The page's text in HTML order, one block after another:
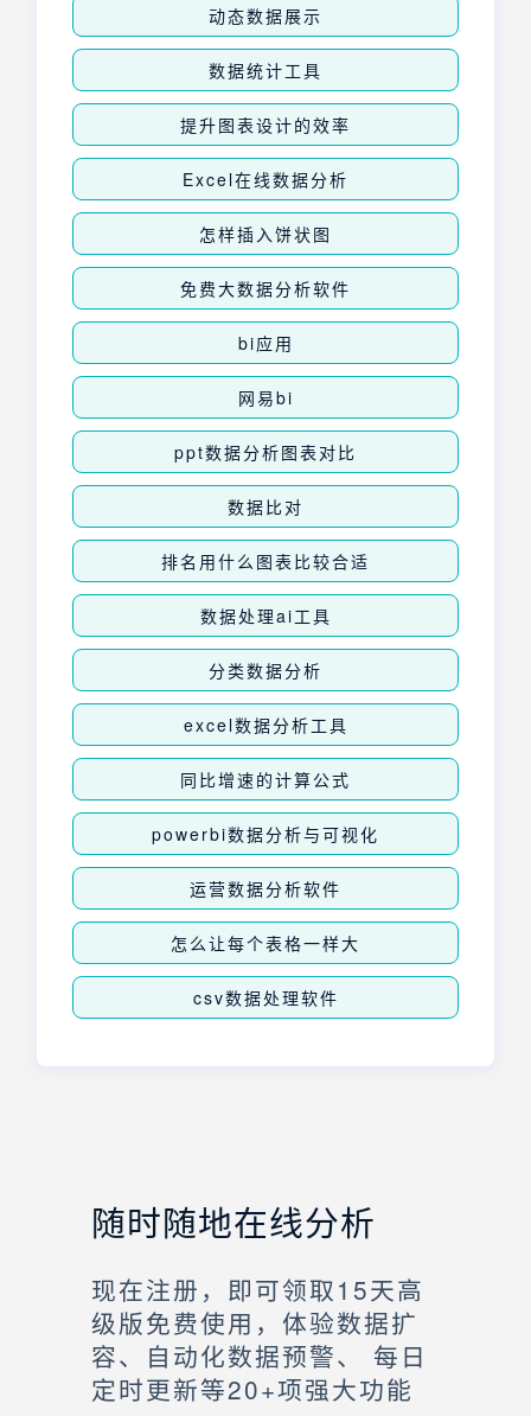
动态数据展示
数据统计工具
提升图表设计的效率
Excel在线数据分析
怎样插入饼状图
免费大数据分析软件
bi应用
网易bi
ppt数据分析图表对比
数据比对
排名用什么图表比较合适
数据处理ai工具
分类数据分析
excel数据分析工具
同比增速的计算公式
powerbi数据分析与可视化
运营数据分析软件
怎么让每个表格一样大
csv数据处理软件
随时随地在线分析
现在注册，即可领取15天高
级版免费使用，体验数据扩
容、自动化数据预警、 每日
定时更新等20+项强大功能